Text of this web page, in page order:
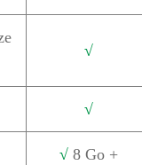
√
√
√ 8 Go +